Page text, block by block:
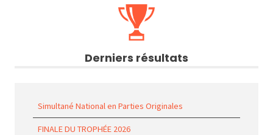
Derniers résultats
Simultané National en Parties Originales
FINALE DU TROPHÉE 2026